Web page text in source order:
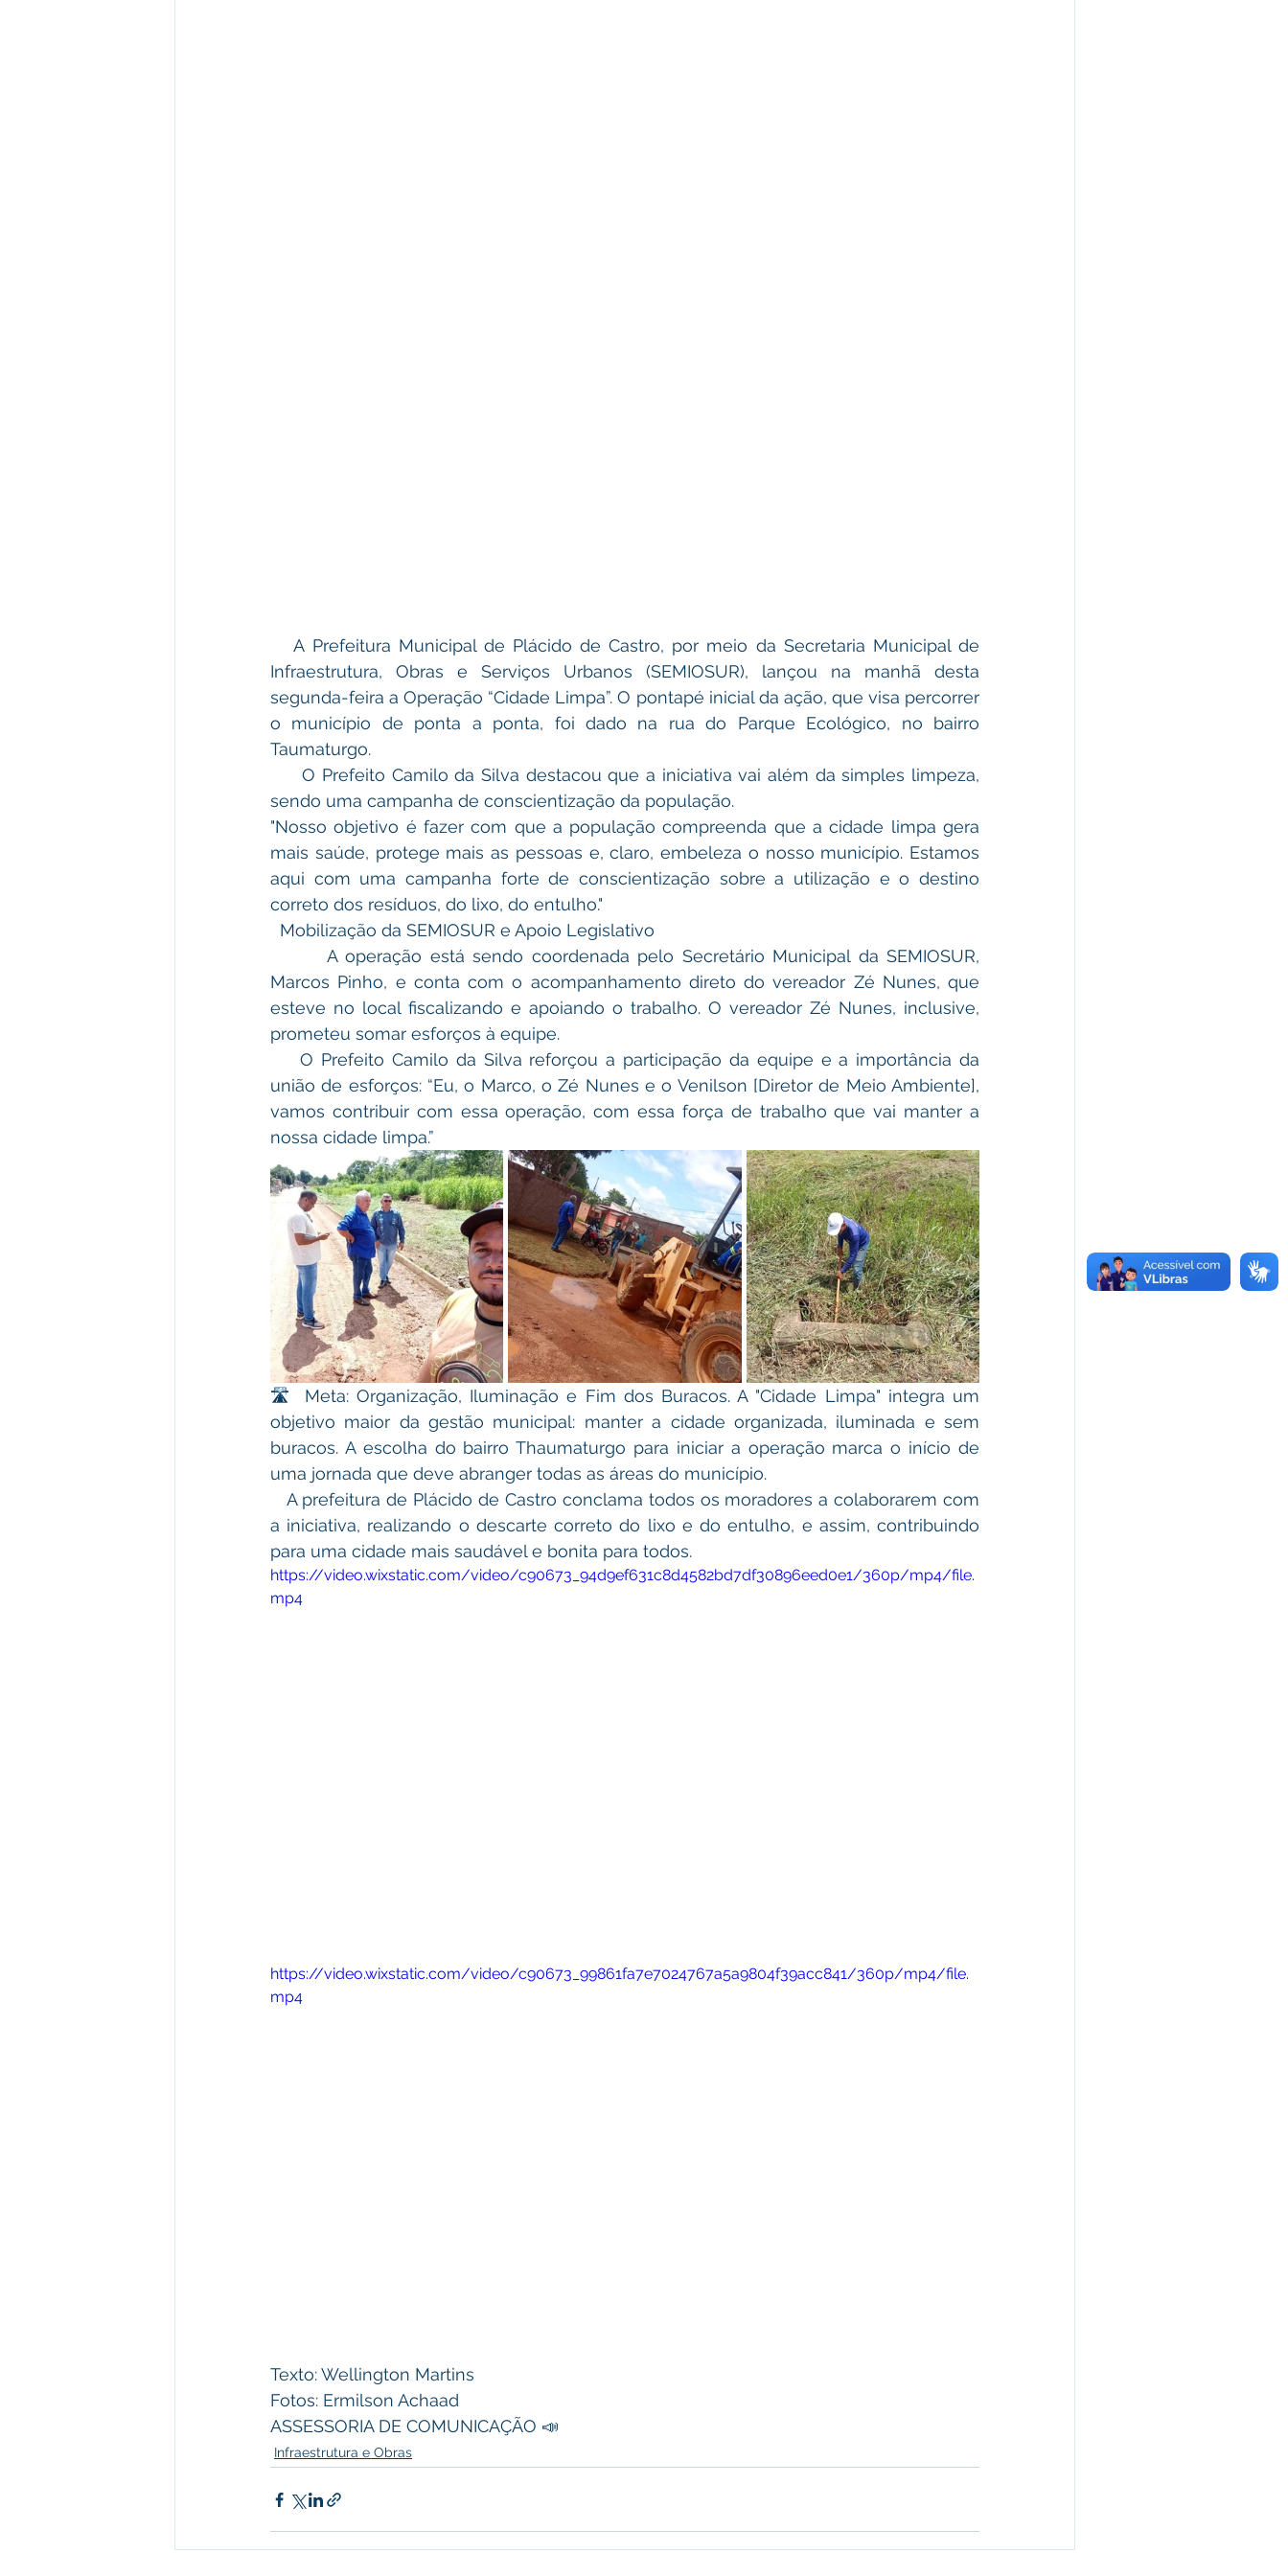
   A Prefeitura Municipal de Plácido de Castro, por meio da Secretaria Municipal de
Infraestrutura, Obras e Serviços Urbanos (SEMIOSUR), lançou na manhã desta
segunda-feira a Operação “Cidade Limpa”. O pontapé inicial da ação, que visa percorrer
o município de ponta a ponta, foi dado na rua do Parque Ecológico, no bairro
Taumaturgo.
     O Prefeito Camilo da Silva destacou que a iniciativa vai além da simples limpeza,
sendo uma campanha de conscientização da população.
​"Nosso objetivo é fazer com que a população compreenda que a cidade limpa gera
mais saúde, protege mais as pessoas e, claro, embeleza o nosso município. Estamos
aqui com uma campanha forte de conscientização sobre a utilização e o destino
correto dos resíduos, do lixo, do entulho."
  Mobilização da SEMIOSUR e Apoio Legislativo
​       A operação está sendo coordenada pelo Secretário Municipal da SEMIOSUR,
Marcos Pinho, e conta com o acompanhamento direto do vereador Zé Nunes, que
esteve no local fiscalizando e apoiando o trabalho. O vereador Zé Nunes, inclusive,
prometeu somar esforços à equipe.
​    O Prefeito Camilo da Silva reforçou a participação da equipe e a importância da
união de esforços: “Eu, o Marco, o Zé Nunes e o Venilson [Diretor de Meio Ambiente],
vamos contribuir com essa operação, com essa força de trabalho que vai manter a
nossa cidade limpa.”
​🛣️ Meta: Organização, Iluminação e Fim dos Buracos. A "Cidade Limpa" integra um
objetivo maior da gestão municipal: manter a cidade organizada, iluminada e sem
buracos. A escolha do bairro Thaumaturgo para iniciar a operação marca o início de
uma jornada que deve abranger todas as áreas do município.
​   A prefeitura de Plácido de Castro conclama todos os moradores a colaborarem com
a iniciativa, realizando o descarte correto do lixo e do entulho, e assim, contribuindo
para uma cidade mais saudável e bonita para todos.
https://video.wixstatic.com/video/c90673_94d9ef631c8d4582bd7df30896eed0e1/360p/mp4/file.
mp4
https://video.wixstatic.com/video/c90673_99861fa7e7024767a5a9804f39acc841/360p/mp4/file.
mp4
Texto: Wellington Martins
Fotos: Ermilson Achaad
ASSESSORIA DE COMUNICAÇÃO 📣
Infraestrutura e Obras